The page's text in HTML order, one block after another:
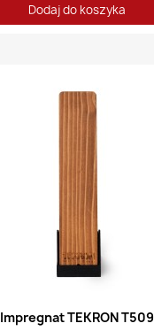
Dodaj do koszyka
Impregnat TEKRON T509